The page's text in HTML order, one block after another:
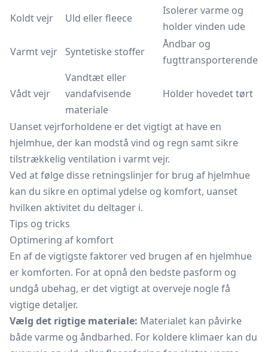
Koldt vejr
Uld eller fleece
Isolerer varme og
holder vinden ude
Varmt vejr
Syntetiske stoffer
Åndbar og
fugttransporterende
Vådt vejr
Vandtæt eller
vandafvisende
materiale
Holder hovedet tørt
Uanset vejrforholdene er det vigtigt at have en
hjelmhue, der kan modstå vind og regn samt sikre
tilstrækkelig ventilation i varmt vejr.
Ved at følge disse retningslinjer for brug af hjelmhue
kan du sikre en optimal ydelse og komfort, uanset
hvilken aktivitet du deltager i.
Tips og tricks
Optimering af komfort
En af de vigtigste faktorer ved brugen af en hjelmhue
er komforten. For at opnå den bedste pasform og
undgå ubehag, er det vigtigt at overveje nogle få
vigtige detaljer.
Vælg det rigtige materiale: Materialet kan påvirke
både varme og åndbarhed. For koldere klimaer kan du